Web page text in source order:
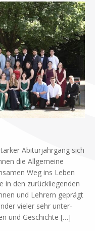
Ab­itur­jahr­gang sich
die All­ge­mei­ne
Weg ins Le­ben
in den zu­rück­lie­gen­den
und Leh­rern ge­prägt
vie­ler sehr un­ter­
und Ge­schich­te […]